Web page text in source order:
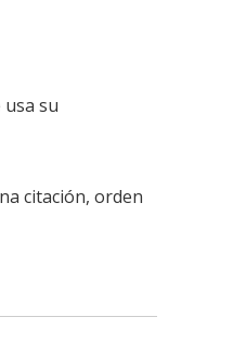
su
citación, orden